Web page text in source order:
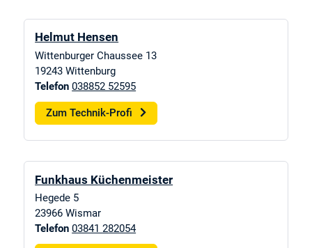
Helmut Hensen
Wittenburger Chaussee 13
19243 Wittenburg
Telefon 038852 52595
Zum Technik-Profi
Funkhaus Küchenmeister
Hegede 5
23966 Wismar
Telefon 03841 282054